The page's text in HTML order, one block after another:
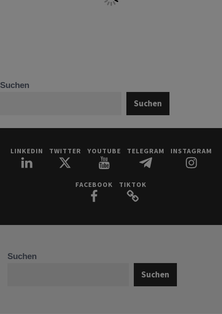
Suchen
Suchen
LINKEDIN TWITTER YOUTUBE TELEGRAM INSTAGRAM
FACEBOOK TIKTOK
Suchen
Suchen